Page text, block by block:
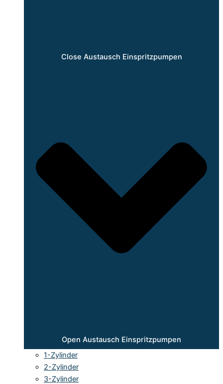
Close Austausch Einspritzpumpen
Open Austausch Einspritzpumpen
1-Zylinder
2-Zylinder
3-Zylinder